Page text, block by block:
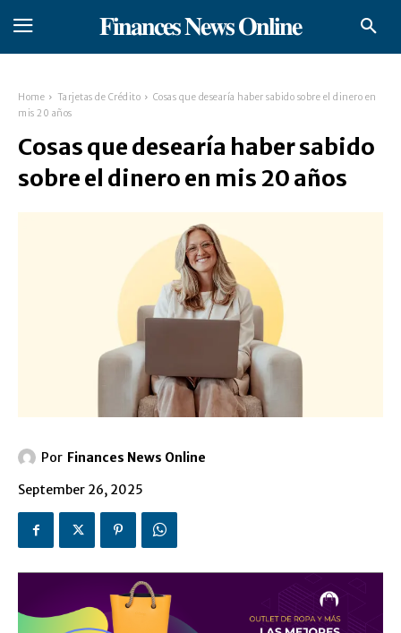
𝐅𝐢𝐧𝐚𝐧𝐜𝐞𝐬 𝐍𝐞𝐰𝐬 𝐎𝐧𝐥𝐢𝐧𝐞
Home Tarjetas de Crédito
Cosas que desearía haber sabido sobre el dinero en
mis 20 años
Cosas que desearía haber sabido
sobre el dinero en mis 20 años
Por Finances News Online
September 26, 2025